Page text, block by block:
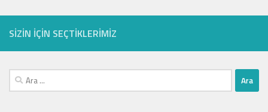
SIZIN IÇIN SEÇTIKLERIMIZ
Arama: